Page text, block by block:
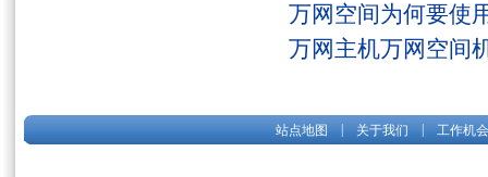
万网空间为何要使
万网主机万网空间
站点地图 关于我们 工作机会